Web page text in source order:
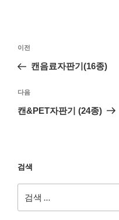
이전
캔음료자판기(16종)
다음
캔&PET자판기 (24종)
검색